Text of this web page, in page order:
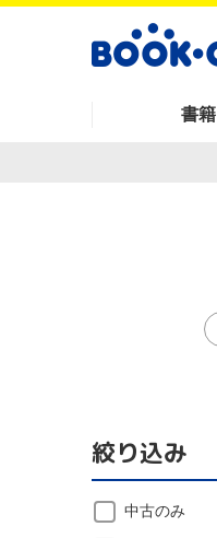
書籍
絞り込み
中古のみ